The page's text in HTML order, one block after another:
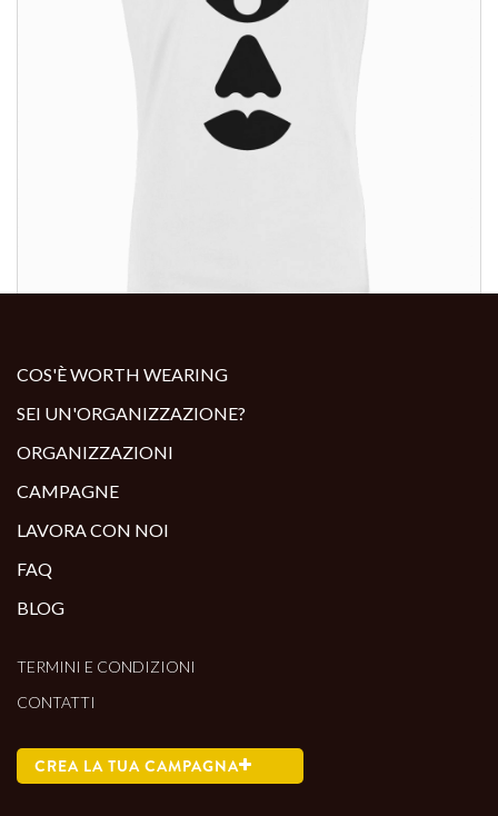
COS'È WORTH WEARING
SEI UN'ORGANIZZAZIONE?
ORGANIZZAZIONI
CAMPAGNE
LAVORA CON NOI
FAQ
BLOG
TERMINI E CONDIZIONI
CONTATTI
CREA LA TUA CAMPAGNA